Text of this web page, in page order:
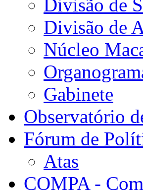
Divisão de
Divisão de
Núcleo
Gabinete
Observatório
Fórum de
Atas
COMPA -